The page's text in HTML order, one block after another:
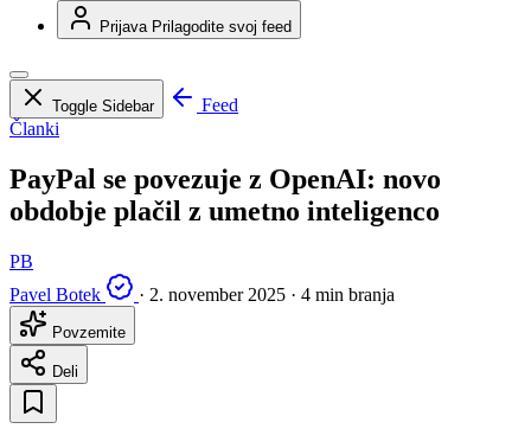
Prijava Prilagodite svoj feed
Toggle Sidebar
Feed
Članki
PayPal se povezuje z OpenAI: novo
obdobje plačil z umetno inteligenco
PB
Pavel Botek
· 2. november 2025 · 4 min branja
Povzemite
Deli